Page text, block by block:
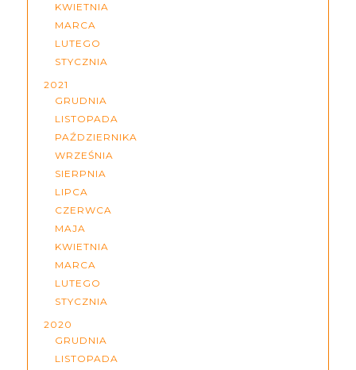
KWIETNIA
MARCA
LUTEGO
STYCZNIA
2021
GRUDNIA
LISTOPADA
PAŹDZIERNIKA
WRZEŚNIA
SIERPNIA
LIPCA
CZERWCA
MAJA
KWIETNIA
MARCA
LUTEGO
STYCZNIA
2020
GRUDNIA
LISTOPADA